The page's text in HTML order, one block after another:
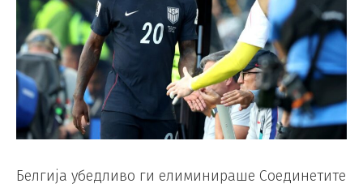
Белгија убедливо ги елиминираше Соединетите